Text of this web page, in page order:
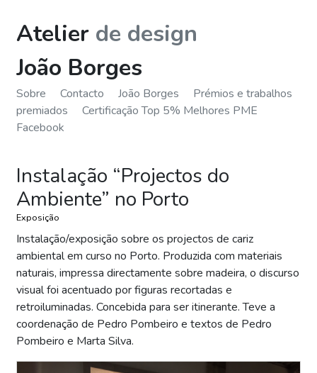
Atelier de design
João Borges
Sobre Contacto João Borges
Prémios e trabalhos
premiados
Certificação Top 5% Melhores PME
Facebook
Instalação “Projectos do
Ambiente” no Porto
Exposição
Instalação/exposição sobre os projectos de cariz
ambiental em curso no Porto. Produzida com materiais
naturais, impressa directamente sobre madeira, o discurso
visual foi acentuado por figuras recortadas e
retroiluminadas. Concebida para ser itinerante. Teve a
coordenação de Pedro Pombeiro e textos de Pedro
Pombeiro e Marta Silva.